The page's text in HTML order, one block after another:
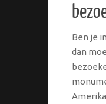
Ben je
dan